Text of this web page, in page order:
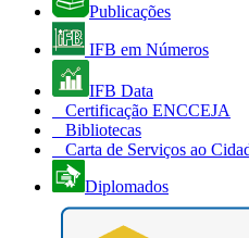
Publicações
IFB em Números
IFB Data
Certificação ENCCEJA
Bibliotecas
Carta de Serviços ao
Diplomados